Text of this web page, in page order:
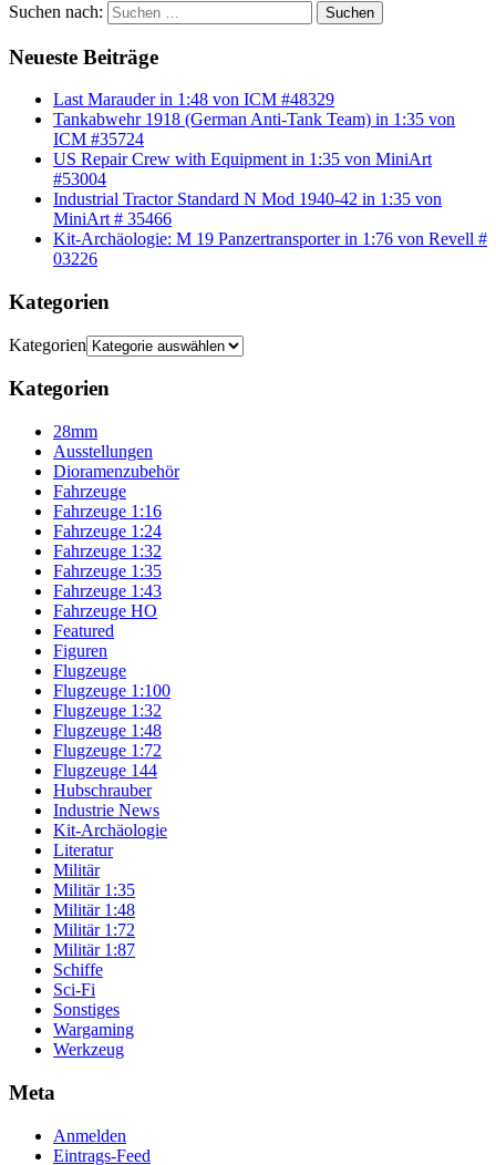
Suchen nach: Suchen
Neueste Beiträge
Last Marauder in 1:48 von ICM #48329
Tankabwehr 1918 (German Anti-Tank Team) in 1:35 von
ICM #35724
US Repair Crew with Equipment in 1:35 von MiniArt
#53004
Industrial Tractor Standard N Mod 1940-42 in 1:35 von
MiniArt # 35466
Kit-Archäologie: M 19 Panzertransporter in 1:76 von Revell #
03226
Kategorien
Kategorien
Kategorien
28mm
Ausstellungen
Dioramenzubehör
Fahrzeuge
Fahrzeuge 1:16
Fahrzeuge 1:24
Fahrzeuge 1:32
Fahrzeuge 1:35
Fahrzeuge 1:43
Fahrzeuge HO
Featured
Figuren
Flugzeuge
Flugzeuge 1:100
Flugzeuge 1:32
Flugzeuge 1:48
Flugzeuge 1:72
Flugzeuge 144
Hubschrauber
Industrie News
Kit-Archäologie
Literatur
Militär
Militär 1:35
Militär 1:48
Militär 1:72
Militär 1:87
Schiffe
Sci-Fi
Sonstiges
Wargaming
Werkzeug
Meta
Anmelden
Eintrags-Feed